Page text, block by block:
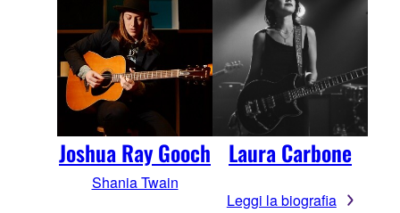
Joshua Ray Gooch
Shania Twain
Laura Carbone
Leggi la biografia